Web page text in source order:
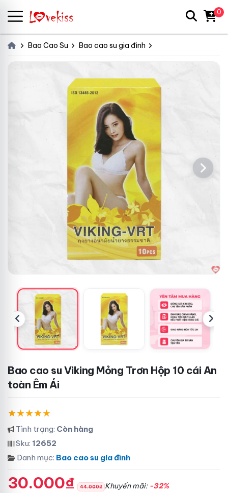
Bao Cao Su Bao cao su gia đình
Bao cao su Viking Mỏng Trơn Hộp 10 cái An
toàn Êm Ái
Tình trạng: Còn hàng
Sku: 12652
Danh mục: Bao cao su gia đình
30.000₫ 44.000₫ Khuyến mãi: -32%
0